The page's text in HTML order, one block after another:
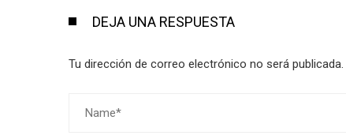
DEJA UNA RESPUESTA
Tu dirección de correo electrónico no será publicada.